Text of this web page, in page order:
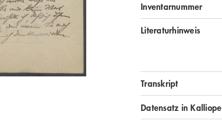
Inventarnummer
Literaturhinweis
Transkript
Datensatz in Kalliope